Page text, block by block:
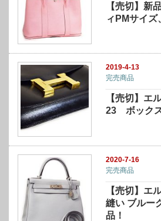
【売切】新
ィPMサイズ
2019-4-13
完売商品
【売切】エ
23 ボック
2020-7-16
完売商品
【売切】エ
縫い ブルー
品！